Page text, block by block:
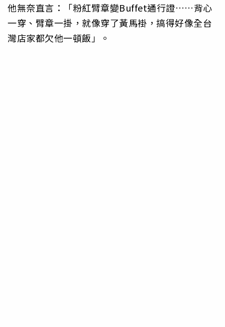
他無奈直言：「粉紅臂章變Buffet通行證……背心
一穿、臂章一掛，就像穿了黃馬褂，搞得好像全台
灣店家都欠他一頓飯」。